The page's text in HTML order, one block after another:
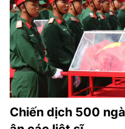
Chiến dịch 500